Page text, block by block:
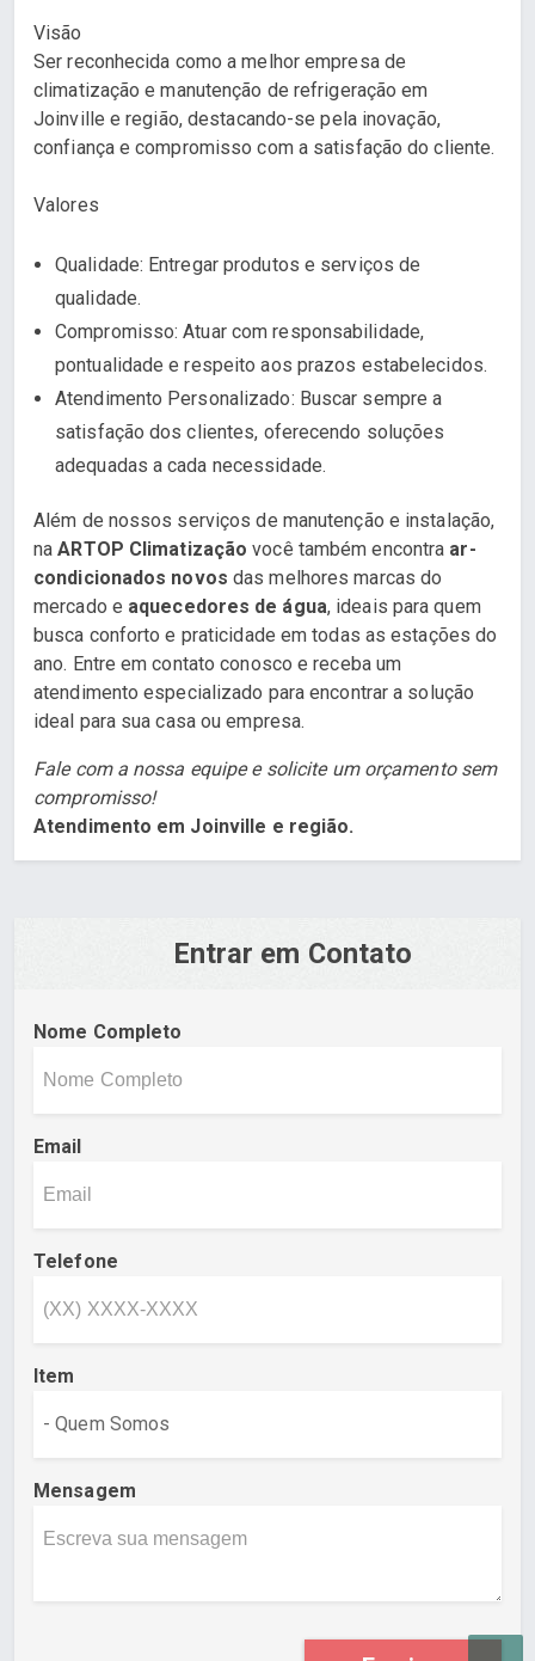
Visão
Ser reconhecida como a melhor empresa de
climatização e manutenção de refrigeração em
Joinville e região, destacando-se pela inovação,
confiança e compromisso com a satisfação do cliente.
Valores
Qualidade: Entregar produtos e serviços de
qualidade.
Compromisso: Atuar com responsabilidade,
pontualidade e respeito aos prazos estabelecidos.
Atendimento Personalizado: Buscar sempre a
satisfação dos clientes, oferecendo soluções
adequadas a cada necessidade.
Além de nossos serviços de manutenção e instalação,
naARTOP Climatização você também encontra ar-
condicionados novos das melhores marcas do
mercado e aquecedores de água, ideais para quem
busca conforto e praticidade em todas as estações do
ano. Entre em contato conosco e receba um
atendimento especializado para encontrar a solução
ideal para sua casa ou empresa.
Fale com a nossa equipe e solicite um orçamento sem
compromisso!
Atendimento em Joinville e região.
Entrar em Contato
Nome Completo
Email
Telefone
Item
Mensagem